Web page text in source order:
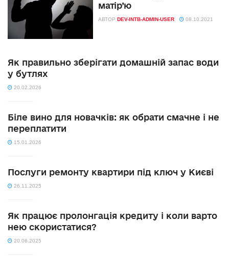
матір’ю
АВТОР DEV-INTB-ADMIN-USER 08.10.2021
Як правильно зберігати домашній запас води
у бутлях
20.02.2026
Біле вино для новачків: як обрати смачне і не
переплатити
15.01.2026
Послуги ремонту квартири під ключ у Києві
26.11.2025
Як працює пролонгація кредиту і коли варто
нею скористатися?
20.06.2025